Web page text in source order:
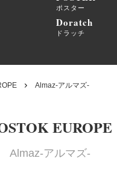
ポスター
Doratch
ドラッチ
Almaz-アルマズ-
EUROPE
Almaz-アルマズ-